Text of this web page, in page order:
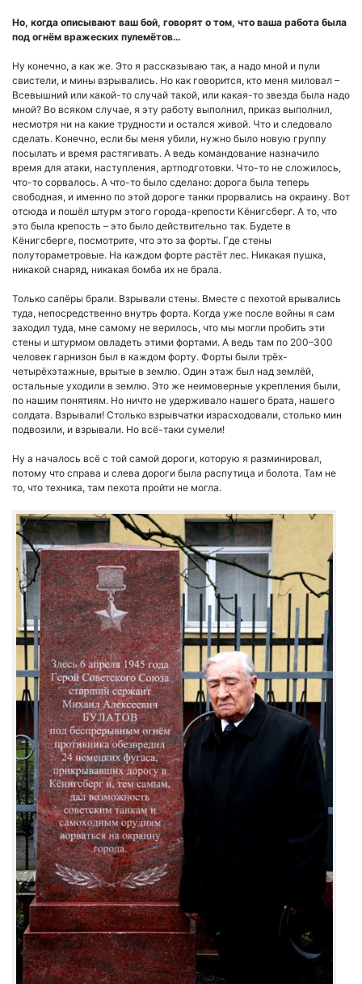
Но, когда описывают ваш бой, говорят о том, что ваша работа была
под огнём вражеских пулемётов…
Ну конечно, а как же. Это я рассказываю так, а надо мной и пули
свистели, и мины взрывались. Но как говорится, кто меня миловал –
Всевышний или какой-то случай такой, или какая-то звезда была надо
мной? Во всяком случае, я эту работу выполнил, приказ выполнил,
несмотря ни на какие трудности и остался живой. Что и следовало
сделать. Конечно, если бы меня убили, нужно было новую группу
посылать и время растягивать. А ведь командование назначило
время для атаки, наступления, артподготовки. Что-то не сложилось,
что-то сорвалось. А что-то было сделано: дорога была теперь
свободная, и именно по этой дороге танки прорвались на окраину. Вот
отсюда и пошёл штурм этого города-крепости Кёнигсберг. А то, что
это была крепость – это было действительно так. Будете в
Кёнигсберге, посмотрите, что это за форты. Где стены
полутораметровые. На каждом форте растёт лес. Никакая пушка,
никакой снаряд, никакая бомба их не брала.
Только сапёры брали. Взрывали стены. Вместе с пехотой врывались
туда, непосредственно внутрь форта. Когда уже после войны я сам
заходил туда, мне самому не верилось, что мы могли пробить эти
стены и штурмом овладеть этими фортами. А ведь там по 200–300
человек гарнизон был в каждом форту. Форты были трёх-
четырёхэтажные, врытые в землю. Один этаж был над землёй,
остальные уходили в землю. Это же неимоверные укрепления были,
по нашим понятиям. Но ничто не удерживало нашего брата, нашего
солдата. Взрывали! Столько взрывчатки израсходовали, столько мин
подвозили, и взрывали. Но всё-таки сумели!
Ну а началось всё с той самой дороги, которую я разминировал,
потому что справа и слева дороги была распутица и болота. Там не
то, что техника, там пехота пройти не могла.